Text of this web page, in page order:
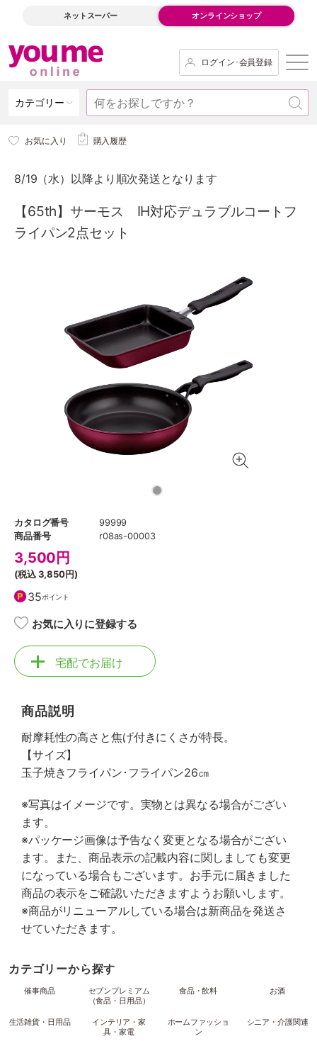
ネットスーパー オンラインショップ
ログイン･会員登録
カテゴリー
お気に入り 購入履歴
8/19（水）以降より順次発送となります
【65th】サーモス IH対応デュラブルコートフ
ライパン2点セット
カタログ番号
99999
商品番号
r08as-00003
3,500 円
(税込3,850円)
35ポイント
お気に入りに登録する
宅配でお届け
商品説明
耐摩耗性の高さと焦げ付きにくさが特長。
【サイズ】
玉子焼きフライパン･フライパン26㎝
※写真はイメージです。実物とは異なる場合がござい
ます。
※パッケージ画像は予告なく変更となる場合がござい
ます。また、商品表示の記載内容に関しましても変更
になっている場合もございます。お手元に届きました
商品の表示をご確認いただきますようお願いします。
※商品がリニューアルしている場合は新商品を発送さ
せていただきます。
カテゴリーから探す
催事商品
セブンプレミアム
（食品・日用品）
食品・飲料 お酒
生活雑貨・日用品
インテリア・家
具・家電
ホームファッショ
ン
シニア・介護関連